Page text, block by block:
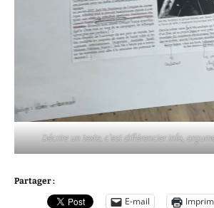
Décrire un texte, c’est différencier info,
Partager :
E-mail